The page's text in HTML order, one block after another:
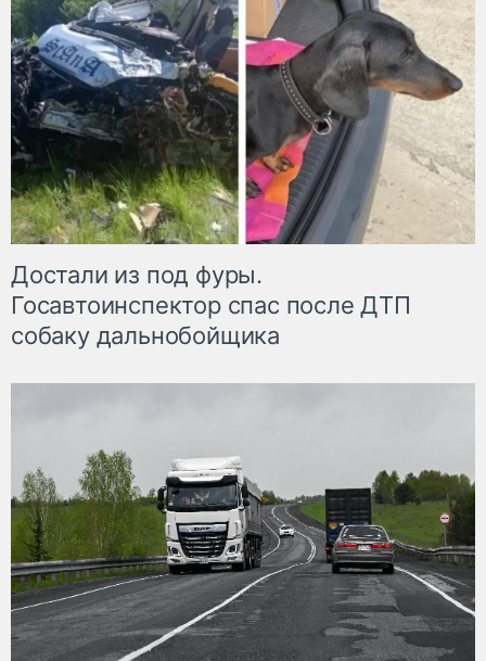
Достали из под фуры.
Госавтоинспектор спас после ДТП
собаку дальнобойщика